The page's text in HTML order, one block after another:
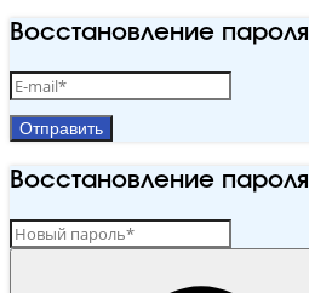
Восстановление пароля
Отправить
Восстановление пароля